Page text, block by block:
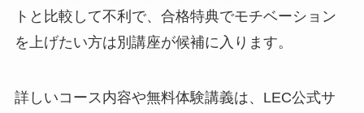
トと比較して不利で、合格特典でモチベーション
を上げたい方は別講座が候補に入ります。
詳しいコース内容や無料体験講義は、LEC公式サ